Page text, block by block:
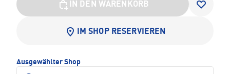
IN DEN WARENKORB
IM SHOP RESERVIEREN
Ausgewählter Shop